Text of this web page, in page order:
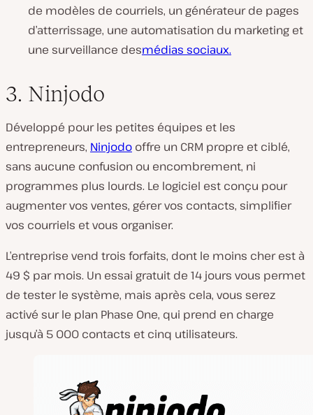
de modèles de courriels, un générateur de pages
d’atterrissage, une automatisation du marketing et
une surveillance desmédias sociaux.
3. Ninjodo
Développé pour les petites équipes et les
entrepreneurs, Ninjodo offre un CRM propre et ciblé,
sans aucune confusion ou encombrement, ni
programmes plus lourds. Le logiciel est conçu pour
augmenter vos ventes, gérer vos contacts, simplifier
vos courriels et vous organiser.
L’entreprise vend trois forfaits, dont le moins cher est à
49 $ par mois. Un essai gratuit de 14 jours vous permet
de tester le système, mais après cela, vous serez
activé sur le plan Phase One, qui prend en charge
jusqu’à 5 000 contacts et cinq utilisateurs.